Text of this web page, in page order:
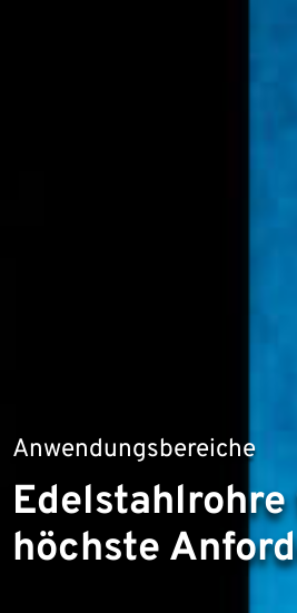
Anwendungsbereiche
höchste